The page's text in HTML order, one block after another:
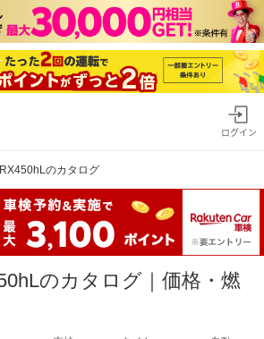
ログイン
RX450hLのカタログ
のカタログ｜価格・燃